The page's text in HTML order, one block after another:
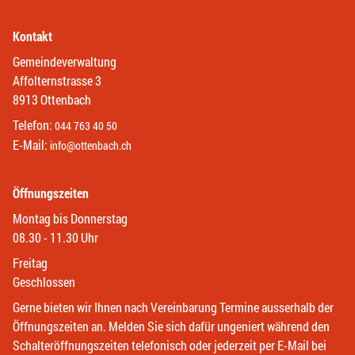
Kontakt
Gemeindeverwaltung
Affolternstrasse 3
8913 Ottenbach
Telefon: 044 763 40 50
E-Mail: info@ottenbach.ch
Öffnungszeiten
Montag bis Donnerstag
08.30 - 11.30 Uhr
Freitag
Geschlossen
Gerne bieten wir Ihnen nach Vereinbarung Termine ausserhalb der
Öffnungszeiten an. Melden Sie sich dafür ungeniert während den
Schalteröffnungszeiten telefonisch oder jederzeit per E-Mail bei